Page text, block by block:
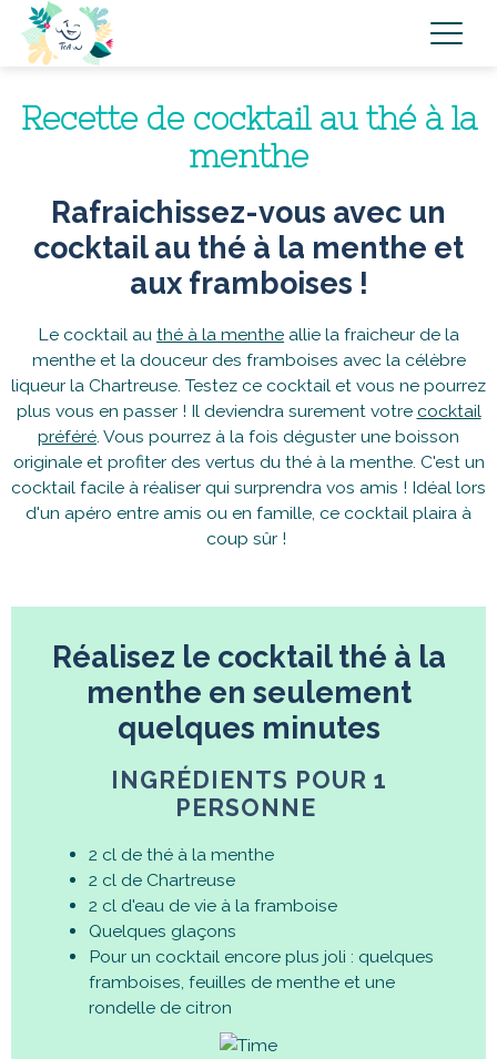
Recette de cocktail au thé à la
menthe
Rafraichissez-vous avec un
cocktail au thé à la menthe et
aux framboises !
Le cocktail au thé à la menthe allie la fraicheur de la
menthe et la douceur des framboises avec la célèbre
liqueur la Chartreuse. Testez ce cocktail et vous ne pourrez
plus vous en passer ! Il deviendra surement votre cocktail
préféré. Vous pourrez à la fois déguster une boisson
originale et profiter des vertus du thé à la menthe. C'est un
cocktail facile à réaliser qui surprendra vos amis ! Idéal lors
d'un apéro entre amis ou en famille, ce cocktail plaira à
coup sûr !
Réalisez le cocktail thé à la
menthe en seulement
quelques minutes
INGRÉDIENTS POUR 1
PERSONNE
2 cl de thé à la menthe
2 cl de Chartreuse
2 cl d'eau de vie à la framboise
Quelques glaçons
Pour un cocktail encore plus joli : quelques
framboises, feuilles de menthe et une
rondelle de citron